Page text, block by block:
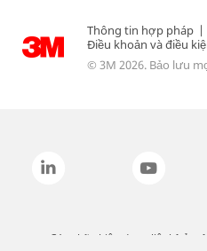
Thông tin hợp pháp |
Điều khoản và điều
© 3M 2026. Bảo lưu
Các nhãn hiệu được liệt kê ở